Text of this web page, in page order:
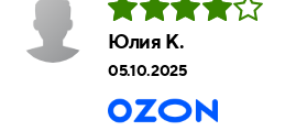
Юлия К.
05.10.2025